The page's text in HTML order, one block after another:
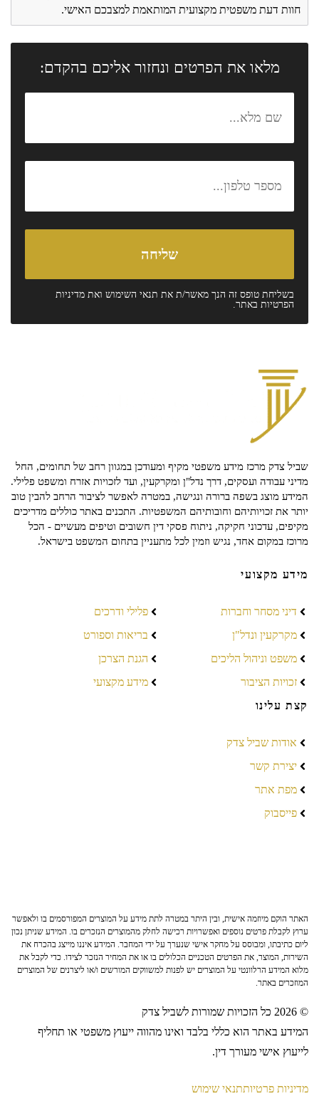
חוות דעת משפטית מקצועית המותאמת למצבכם האישי.
מלאו את הפרטים ונחזור אליכם בהקדם:
בשליחת טופס זה הנך מאשר/ת את תנאי השימוש ואת מדיניות
הפרטיות באתר.
שביל צדק מרכז מידע משפטי מקיף ומעודכן במגוון רחב של תחומים, החל
מדיני עבודה ועסקים, דרך נדל"ן ומקרקעין, ועד לזכויות אזרח ומשפט פלילי.
המידע מוצג בשפה ברורה ונגישה, במטרה לאפשר לציבור הרחב להבין טוב
יותר את זכויותיהם וחובותיהם המשפטיות. התכנים באתר כוללים מדריכים
מקיפים, עדכוני חקיקה, ניתוח פסקי דין חשובים וטיפים מעשיים - הכל
מרוכז במקום אחד, נגיש וזמין לכל מתעניין בתחום המשפט בישראל.
מידע מקצועי
דיני מסחר וחברות
מקרקעין ונדל"ן
משפט וניהול הליכים
זכויות הציבור
פלילי ודרכים
בריאות וספורט
הגנת הצרכן
מידע מקצועי
קצת עלינו
אודות שביל צדק
יצירת קשר
מפת אתר
פייסבוק
האתר הוקם מיוזמה אישית, ובין היתר במטרה לתת מידע על המוצרים המפורסמים בו ולאפשר
ערוץ לקבלת פרטים נוספים ואפשרויות רכישה לחלק מהמוצרים הנזכרים בו. המידע שניתן נכון
ליום כתיבתו, ומבוסס על מחקר אישי שנערך על ידי המחבר. המידע איננו מייצג בהכרח את
השירות, המוצר, את הפרטים הטכניים הכלולים בו או את המחיר הנזכר לצידו. כדי לקבל את
מלוא המידע הרלוונטי על המוצרים יש לפנות למשווקים המורשים ו/או ליצרנים של המוצרים
המוזכרים באתר.
© 2026 כל הזכויות שמורות לשביל צדק
המידע באתר הוא כללי בלבד ואינו מהווה ייעוץ משפטי או תחליף
לייעוץ אישי מעורך דין.
מדיניות פרטיותתנאי שימוש